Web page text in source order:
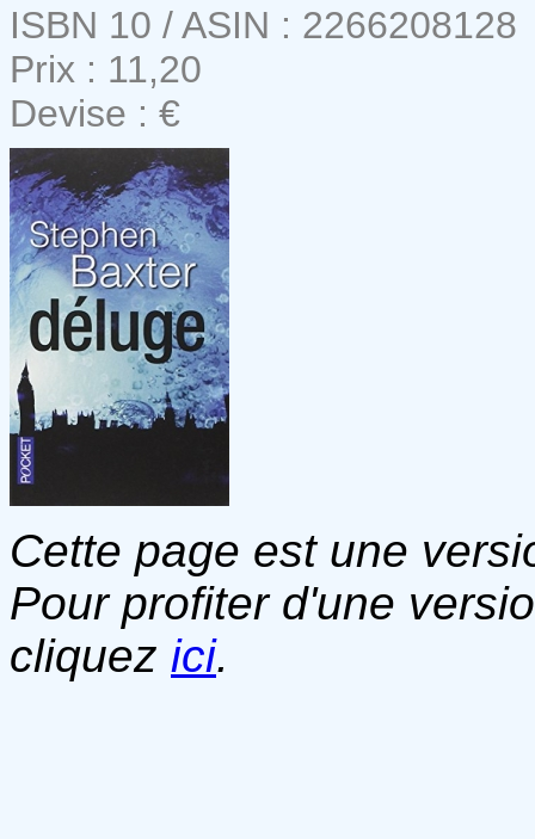
ISBN 10 / ASIN : 2266208128
Prix : 11,20
Devise : €
Cette page est une
Pour profiter d'une
cliquez ici.